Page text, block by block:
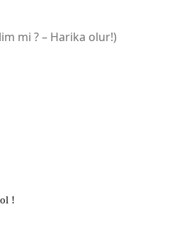
mi ? – Harika olur!)
!